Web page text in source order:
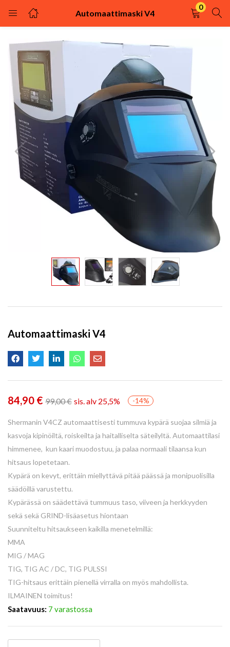
Automaattimaski V4
0
KIRJAUDU
REKISTÖRÖIDY
Kirjaudu sisään käyttäjätunnuksella ja salasanalla.
Muista minut
Kirjaudu
Uhditko salasanasi?
Automaattimaski V4
84,90 € 99,00€ sis. alv 25,5% -14%
Shermanin V4CZ automaattisesti tummuva kypärä suojaa silmiä ja
kasvoja kipinöiltä, ​​roiskeilta ja haitalliselta säteilyltä. Automaattilasi
himmenee, kun kaari muodostuu, ja palaa normaali tilaansa kun
hitsaus lopetetaan.
Kypärä on kevyt, erittäin miellyttävä pitää päässä ja monipuolisilla
säädöillä varustettu.
Kypärässä on säädettävä tummuus taso, viiveen ja herkkyyden
sekä sekä GRIND-lisäasetus hiontaan
Suunniteltu hitsaukseen kaikilla menetelmillä:
MMA
MIG / MAG
TIG, TIG AC / DC, TIG PULSSI
TIG-hitsaus erittäin pienellä virralla on myös mahdollista.
ILMAINEN toimitus!
Saatavuus: 7 varastossa